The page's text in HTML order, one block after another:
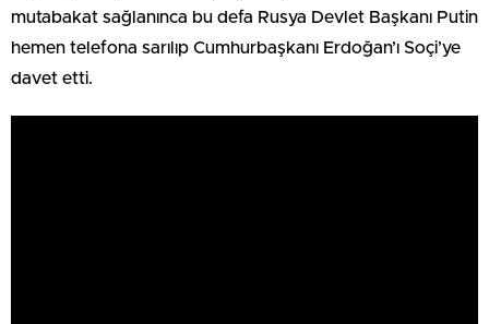
mutabakat sağlanınca bu defa Rusya Devlet Başkanı Putin
hemen telefona sarılıp Cumhurbaşkanı Erdoğan’ı Soçi’ye
davet etti.